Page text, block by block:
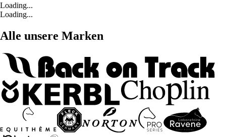
Loading...
Loading...
Alle unsere Marken